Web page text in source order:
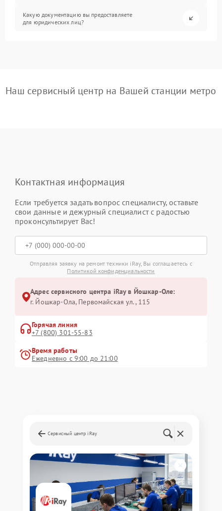
Какую документацию вы предоставляете
для юридических лиц?
Наш сервисный центр на Вашей станции метро
Контактная информация
Если требуется задать вопрос специалисту, оставьте
свои данные и дежурный специалист с радостью
проконсультирует Вас!
Отправляя заявку на ремонт техники iRay, Вы соглашаетесь с
Политикой конфиденциальности
Адрес сервисного центра iRay в Йошкар-Оле:
г. Йошкар-Ола, Первомайская ул., 115
Горячая линия
+7 (800) 301-55-83
Время работы
Ежедневно с 9:00 до 21:00
Сервисный центр iRay